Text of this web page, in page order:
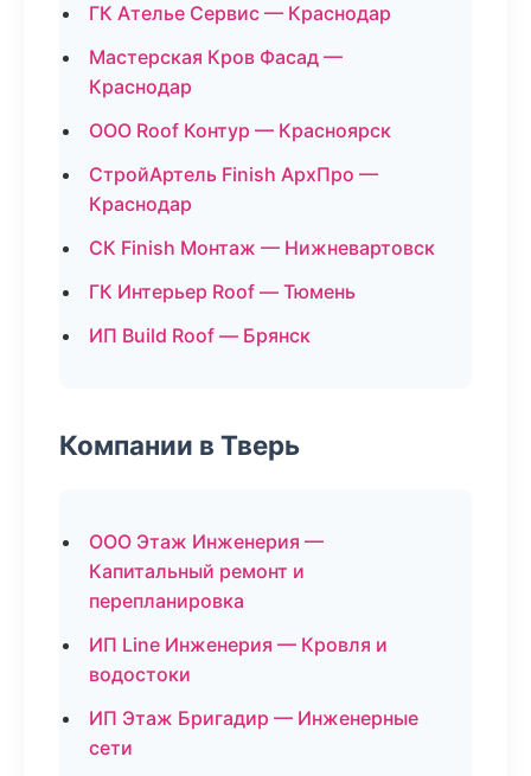
ГК Ателье Сервис — Краснодар
Мастерская Кров Фасад —
Краснодар
ООО Roof Контур — Красноярск
СтройАртель Finish АрхПро —
Краснодар
СК Finish Монтаж — Нижневартовск
ГК Интерьер Roof — Тюмень
ИП Build Roof — Брянск
Компании в Тверь
ООО Этаж Инженерия —
Капитальный ремонт и
перепланировка
ИП Line Инженерия — Кровля и
водостоки
ИП Этаж Бригадир — Инженерные
сети